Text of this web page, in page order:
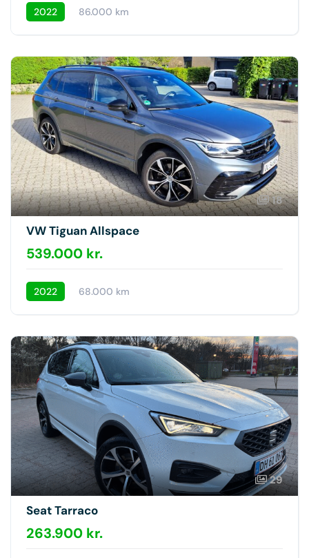
2022 86.000 km
18
VW Tiguan Allspace
539.000 kr.
2022 68.000 km
29
Seat Tarraco
263.900 kr.